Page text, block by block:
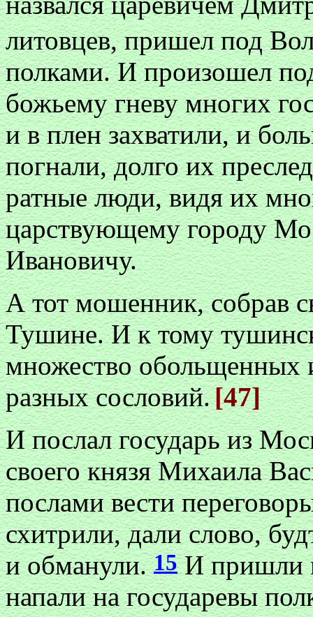
литовцев, пришел под
полками. И произошел
божьему гневу многих
и в плен захватили, и
погнали, долго их
ратные люди, видя их
царствующему городу
Ивановичу.
А тот мошенник, собрав
Тушине. И к тому
множество обольщенных
разных сословий.[47]
И послал государь из
своего князя Михаила
послами вести
схитрили, дали слово,
и обманули.15И пришли
напали на государевы